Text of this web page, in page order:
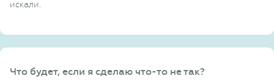
искали.
Что будет, если я сделаю что-то не так?